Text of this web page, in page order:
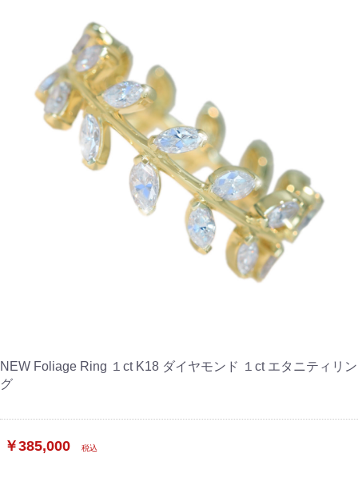
NEW Foliage Ring １ct K18 ダイヤモンド １ct エタニティリン
グ
￥385,000 税込